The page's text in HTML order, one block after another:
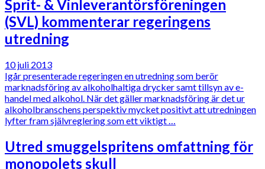
Sprit- & Vinleverantörs­föreningen
(SVL) kommenterar regeringens
utredning
10 juli 2013
Igår presenterade regeringen en utredning som berör
marknadsföring av alkoholhaltiga drycker samt tillsyn av e-
handel med alkohol. När det gäller marknadsföring är det ur
alkoholbranschens perspektiv mycket positivt att utredningen
lyfter fram självreglering som ett viktigt …
Utred smuggelspritens omfattning för
monopolets skull